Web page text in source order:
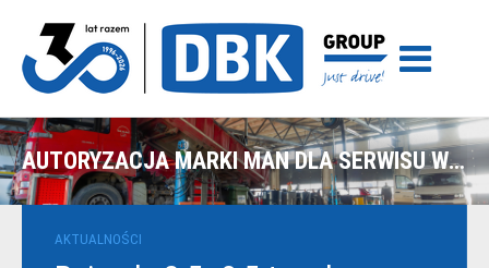
AUTORYZACJA MARKI MAN DLA SERWISU W SUWAŁKACH
AKTUALNOŚCI